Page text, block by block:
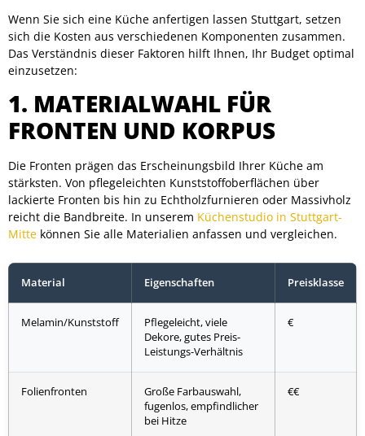
Wenn Sie sich eine Küche anfertigen lassen Stuttgart, setzen
sich die Kosten aus verschiedenen Komponenten zusammen.
Das Verständnis dieser Faktoren hilft Ihnen, Ihr Budget optimal
einzusetzen:
1. MATERIALWAHL FÜR
FRONTEN UND KORPUS
Die Fronten prägen das Erscheinungsbild Ihrer Küche am
stärksten. Von pflegeleichten Kunststoffoberflächen über
lackierte Fronten bis hin zu Echtholzfurnieren oder Massivholz
reicht die Bandbreite. In unserem Küchenstudio in Stuttgart-
Mitte können Sie alle Materialien anfassen und vergleichen.
Material Eigenschaften Preisklasse
Melamin/Kunststoff
Pflegeleicht, viele
Dekore, gutes Preis-
Leistungs-Verhältnis
€
Folienfronten
Große Farbauswahl,
fugenlos, empfindlicher
bei Hitze
€€